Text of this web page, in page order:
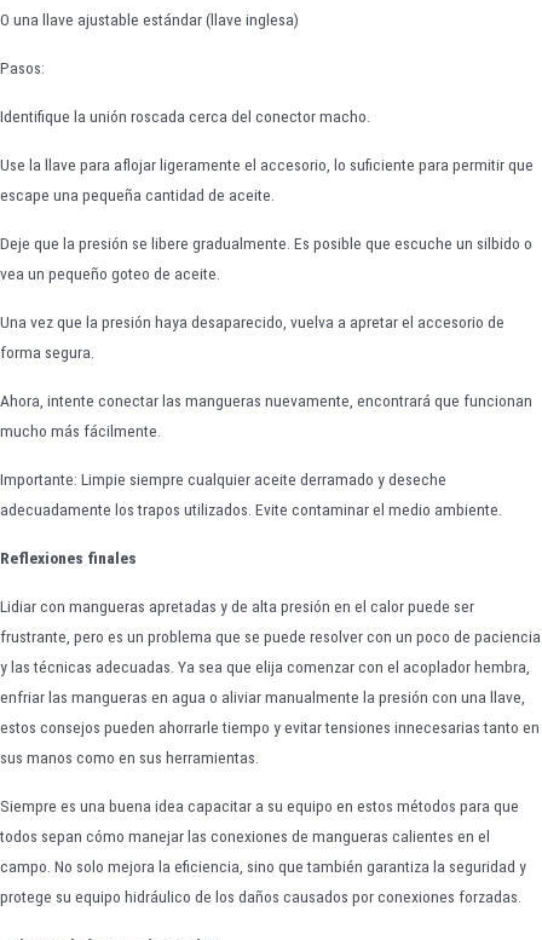
O una llave ajustable estándar (llave inglesa)
Pasos:
Identifique la unión roscada cerca del conector macho.
Use la llave para aflojar ligeramente el accesorio, lo suficiente para permitir que
escape una pequeña cantidad de aceite.
Deje que la presión se libere gradualmente. Es posible que escuche un silbido o
vea un pequeño goteo de aceite.
Una vez que la presión haya desaparecido, vuelva a apretar el accesorio de
forma segura.
Ahora, intente conectar las mangueras nuevamente, encontrará que funcionan
mucho más fácilmente.
Importante: Limpie siempre cualquier aceite derramado y deseche
adecuadamente los trapos utilizados. Evite contaminar el medio ambiente.
Reflexiones finales
Lidiar con mangueras apretadas y de alta presión en el calor puede ser
frustrante, pero es un problema que se puede resolver con un poco de paciencia
y las técnicas adecuadas. Ya sea que elija comenzar con el acoplador hembra,
enfriar las mangueras en agua o aliviar manualmente la presión con una llave,
estos consejos pueden ahorrarle tiempo y evitar tensiones innecesarias tanto en
sus manos como en sus herramientas.
Siempre es una buena idea capacitar a su equipo en estos métodos para que
todos sepan cómo manejar las conexiones de mangueras calientes en el
campo. No solo mejora la eficiencia, sino que también garantiza la seguridad y
protege su equipo hidráulico de los daños causados por conexiones forzadas.